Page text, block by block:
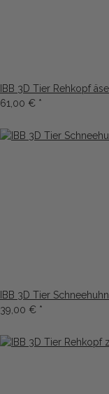
IBB 3D Tier Rehkopf
61,00 € *
IBB 3D Tier
39,00 € *